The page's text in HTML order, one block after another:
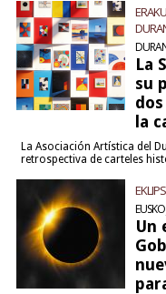
La
su
la
La Asociación Artística del
retrospectiva de carteles
Un